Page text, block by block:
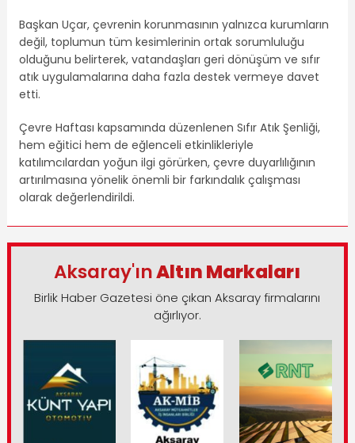
Başkan Uçar, çevrenin korunmasının yalnızca kurumların
değil, toplumun tüm kesimlerinin ortak sorumluluğu
olduğunu belirterek, vatandaşları geri dönüşüm ve sıfır
atık uygulamalarına daha fazla destek vermeye davet
etti.
Çevre Haftası kapsamında düzenlenen Sıfır Atık Şenliği,
hem eğitici hem de eğlenceli etkinlikleriyle
katılımcılardan yoğun ilgi görürken, çevre duyarlılığının
artırılmasına yönelik önemli bir farkındalık çalışması
olarak değerlendirildi.
Aksaray'ınAltın Markaları
Birlik Haber Gazetesi öne çıkan Aksaray firmalarını
ağırlıyor.